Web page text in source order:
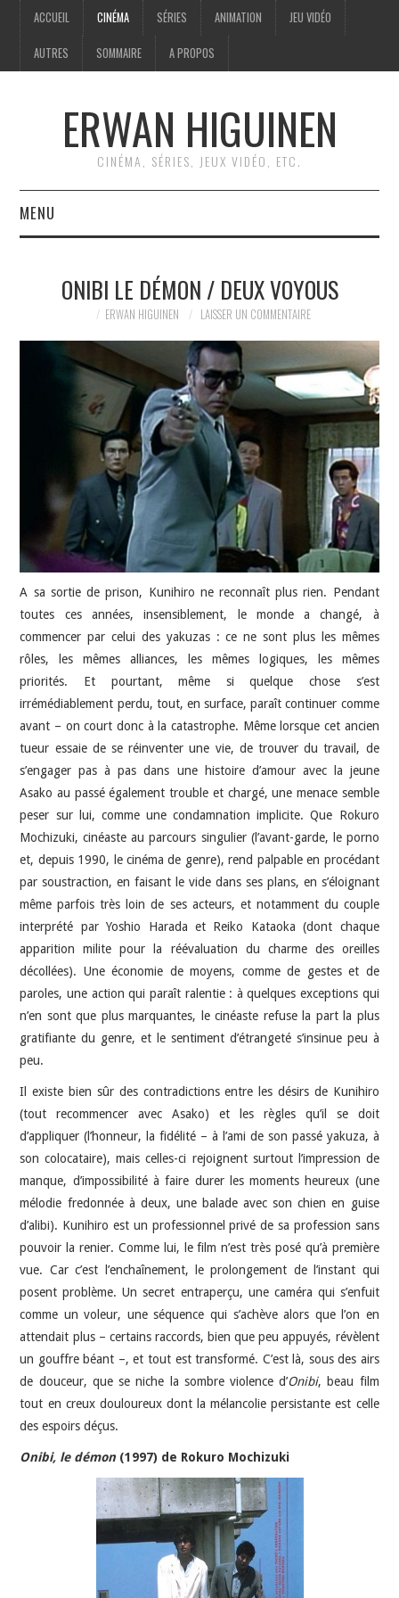
ACCUEIL CINÉMA SÉRIES ANIMATION JEU VIDÉO
AUTRES SOMMAIRE A PROPOS
ERWAN HIGUINEN
CINÉMA, SÉRIES, JEUX VIDÉO, ETC.
MENU
CINÉMA
SÉRIES
ANIMATION
JEU VIDÉO
AUTRES
SOMMAIRE
A PROPOS
ONIBI LE DÉMON / DEUX VOYOUS
ERWAN HIGUINEN LAISSER UN COMMENTAIRE
A sa sortie de prison, Kunihiro ne reconnaît plus rien. Pendant
toutes ces années, insensiblement, le monde a changé, à
commencer par celui des yakuzas : ce ne sont plus les mêmes
rôles, les mêmes alliances, les mêmes logiques, les mêmes
priorités. Et pourtant, même si quelque chose s’est
irrémédiablement perdu, tout, en surface, paraît continuer comme
avant – on court donc à la catastrophe. Même lorsque cet ancien
tueur essaie de se réinventer une vie, de trouver du travail, de
s’engager pas à pas dans une histoire d’amour avec la jeune
Asako au passé également trouble et chargé, une menace semble
peser sur lui, comme une condamnation implicite. Que Rokuro
Mochizuki, cinéaste au parcours singulier (l’avant-garde, le porno
et, depuis 1990, le cinéma de genre), rend palpable en procédant
par soustraction, en faisant le vide dans ses plans, en s’éloignant
même parfois très loin de ses acteurs, et notamment du couple
interprété par Yoshio Harada et Reiko Kataoka (dont chaque
apparition milite pour la réévaluation du charme des oreilles
décollées). Une économie de moyens, comme de gestes et de
paroles, une action qui paraît ralentie : à quelques exceptions qui
n’en sont que plus marquantes, le cinéaste refuse la part la plus
gratifiante du genre, et le sentiment d’étrangeté s’insinue peu à
peu.
Il existe bien sûr des contradictions entre les désirs de Kunihiro
(tout recommencer avec Asako) et les règles qu’il se doit
d’appliquer (l’honneur, la fidélité – à l’ami de son passé yakuza, à
son colocataire), mais celles-ci rejoignent surtout l’impression de
manque, d’impossibilité à faire durer les moments heureux (une
mélodie fredonnée à deux, une balade avec son chien en guise
d’alibi). Kunihiro est un professionnel privé de sa profession sans
pouvoir la renier. Comme lui, le film n’est très posé qu’à première
vue. Car c’est l’enchaînement, le prolongement de l’instant qui
posent problème. Un secret entraperçu, une caméra qui s’enfuit
comme un voleur, une séquence qui s’achève alors que l’on en
attendait plus – certains raccords, bien que peu appuyés, révèlent
un gouffre béant –, et tout est transformé. C’est là, sous des airs
de douceur, que se niche la sombre violence d’Onibi, beau film
tout en creux douloureux dont la mélancolie persistante est celle
des espoirs déçus.
Onibi, le démon (1997) de Rokuro Mochizuki